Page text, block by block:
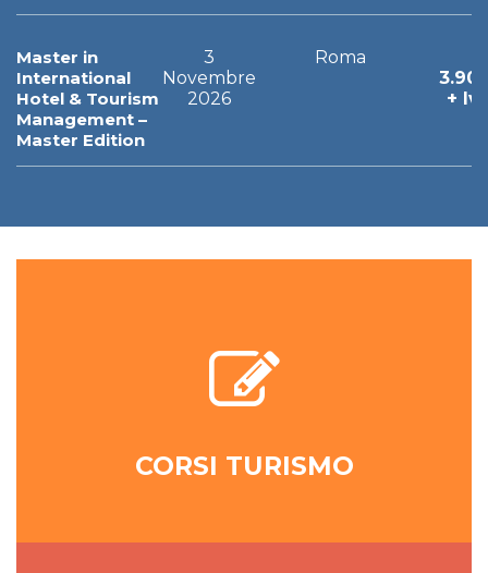
Master in
International
Hotel & Tourism
Management –
Master Edition
3
Novembre
2026
Roma
+
CORSI TURISMO